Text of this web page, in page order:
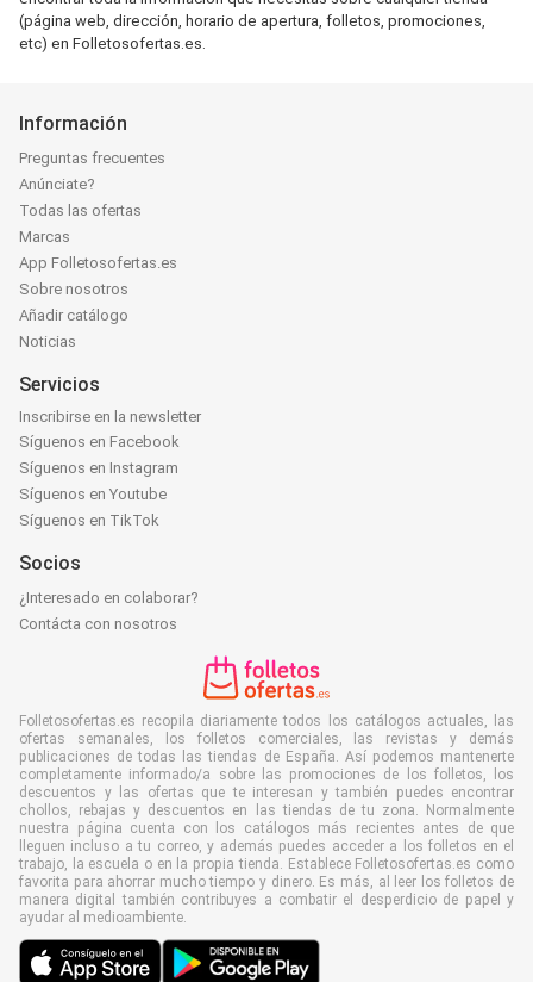
(página web, dirección, horario de apertura, folletos, promociones,
etc) en Folletosofertas.es.
Información
Preguntas frecuentes
Anúnciate?
Todas las ofertas
Marcas
App Folletosofertas.es
Sobre nosotros
Añadir catálogo
Noticias
Servicios
Inscribirse en la newsletter
Síguenos en Facebook
Síguenos en Instagram
Síguenos en Youtube
Síguenos en TikTok
Socios
¿Interesado en colaborar?
Contácta con nosotros
Folletosofertas.es recopila diariamente todos los catálogos actuales, las
ofertas semanales, los folletos comerciales, las revistas y demás
publicaciones de todas las tiendas de España. Así podemos mantenerte
completamente informado/a sobre las promociones de los folletos, los
descuentos y las ofertas que te interesan y también puedes encontrar
chollos, rebajas y descuentos en las tiendas de tu zona. Normalmente
nuestra página cuenta con los catálogos más recientes antes de que
lleguen incluso a tu correo, y además puedes acceder a los folletos en el
trabajo, la escuela o en la propia tienda. Establece Folletosofertas.es como
favorita para ahorrar mucho tiempo y dinero. Es más, al leer los folletos de
manera digital también contribuyes a combatir el desperdicio de papel y
ayudar al medioambiente.